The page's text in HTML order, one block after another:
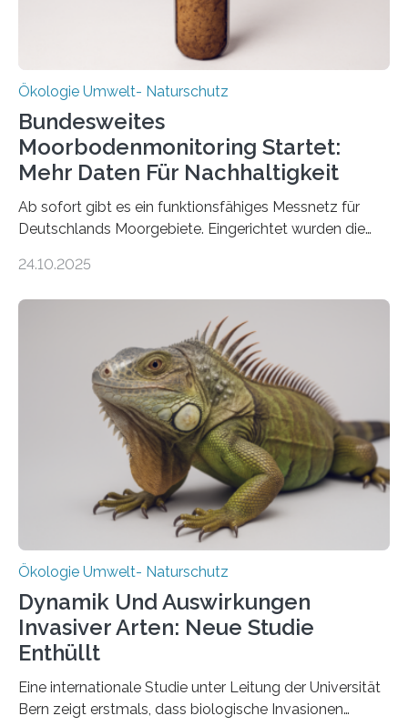
Ökologie Umwelt- Naturschutz
Bundesweites
Moorbodenmonitoring Startet:
Mehr Daten Für Nachhaltigkeit
Ab sofort gibt es ein funktionsfähiges Messnetz für
Deutschlands Moorgebiete. Eingerichtet wurden die
vergangenen fünf Jahren von Wissenschaftlerinnen
heutigen Donnerstag übergeben sie ihren Bericht zur
Aufbauphase an den Auftraggeber, das
Bundesministerium für Landwirtschaft, Ernährung und
Heimat. Braunschweig/Eberswalde (23. Oktober 2025).
Ein Netz aus 155 Messstationen spannt sich neuerdings
über Deutschlands Moorböden. Eingerichtet wurden sie
in den vergangenen fünf Jahren von
Wissenschaftlerinnen und Wissenschaftlern des
Thünen-Instituts für Agrarklimaschutz…
24.10.2025
Ökologie Umwelt- Naturschutz
Dynamik Und Auswirkungen
Invasiver Arten: Neue Studie
Enthüllt
Eine internationale Studie unter Leitung der Universität
Bern zeigt erstmals, dass biologische Invasionen